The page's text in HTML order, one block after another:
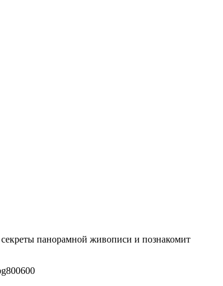
панорамной живописи и познакомит
800600